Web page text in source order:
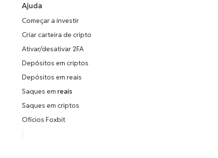
Ajuda
Começar a investir
Criar carteira de cripto
Ativar/desativar 2FA
Depósitos em criptos
Depósitos em reais
Saques em reais
Saques em criptos
Ofícios Foxbit